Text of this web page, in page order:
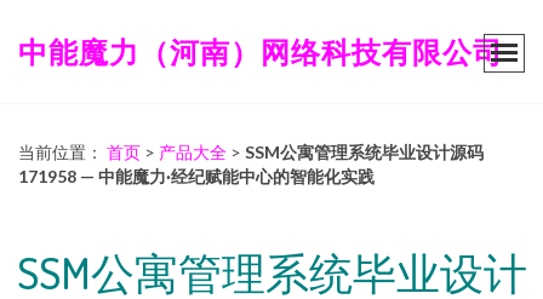
中能魔力（河南）网络科技有限公司
当前位置： 首页 > 产品大全 > SSM公寓管理系统毕业设计源码
171958 — 中能魔力·经纪赋能中心的智能化实践
SSM公寓管理系统毕业设计